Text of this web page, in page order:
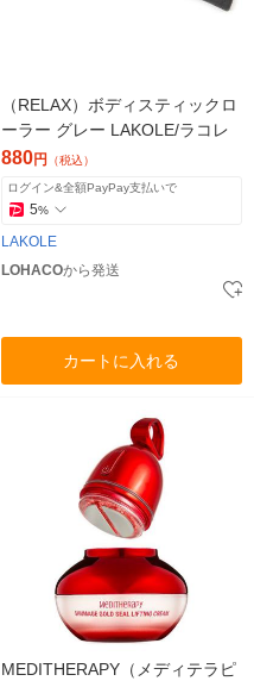
（RELAX）ボディスティックロ
ーラー グレー LAKOLE/ラコレ
880円 （税込）
ログイン&全額PayPay支払いで
5%
LAKOLE
LOHACOから発送
カートに入れる
MEDITHERAPY（メディテラピ